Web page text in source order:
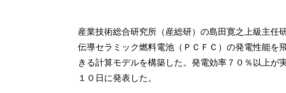
産業技術総合研究所（産総研）の島田寛之上級主任
伝導セラミック燃料電池（ＰＣＦＣ）の発電性能を
きる計算モデルを構築した。発電効率７０％以上が
１０日に発表した。